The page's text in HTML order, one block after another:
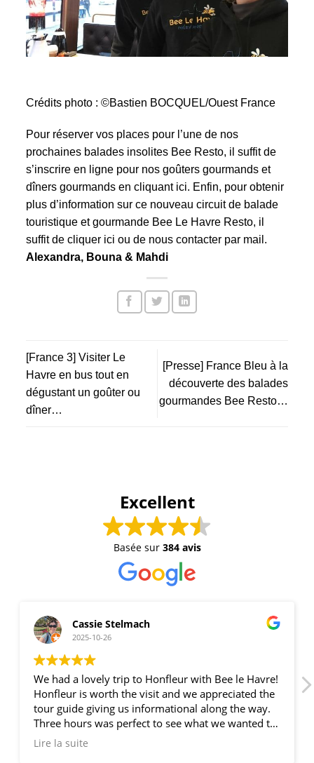
Crédits photo : ©Bastien BOCQUEL/Ouest France
Pour réserver vos places pour l’une de nos
prochaines balades insolites Bee Resto, il suffit de
s’inscrire en ligne pour nos goûters gourmands et
dîners gourmandsen cliquant ici. Enfin, pour obtenir
plus d’information sur ce nouveau circuit de balade
touristique et gourmande Bee Le Havre Resto, il
suffitde cliquer ici ou de nous contacter par mail.
Alexandra, Bouna & Mahdi
[France 3] Visiter Le
Havre en bus tout en
dégustant un goûter ou
dîner…
[Presse] France Bleu à la
découverte des balades
gourmandes Bee Resto…
Excellent
Basée sur 384 avis
Cassie Stelmach
2025-10-26
We had a lovely trip to Honfleur with Bee le Havre!
Honfleur is worth the visit and we appreciated the
tour guide giving us informational along the way.
Three hours was perfect to see what we wanted to
see and have some lunch. We appreciated that
Lire la suite